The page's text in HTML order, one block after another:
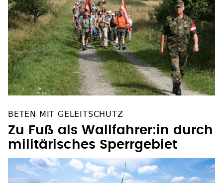
BETEN MIT GELEITSCHUTZ
Zu Fuß als Wallfahrer:in durch
militärisches Sperrgebiet